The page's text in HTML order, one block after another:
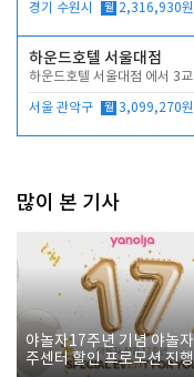
경기 수원시 월 2,316,930원
하운드호텔 서울대점
하운드호텔 서울대점 에서 3
서울 관악구 월 3,099,270원
많이 본 기사
야놀자17주년 기념 야놀
주센터 할인 프로모션 진행